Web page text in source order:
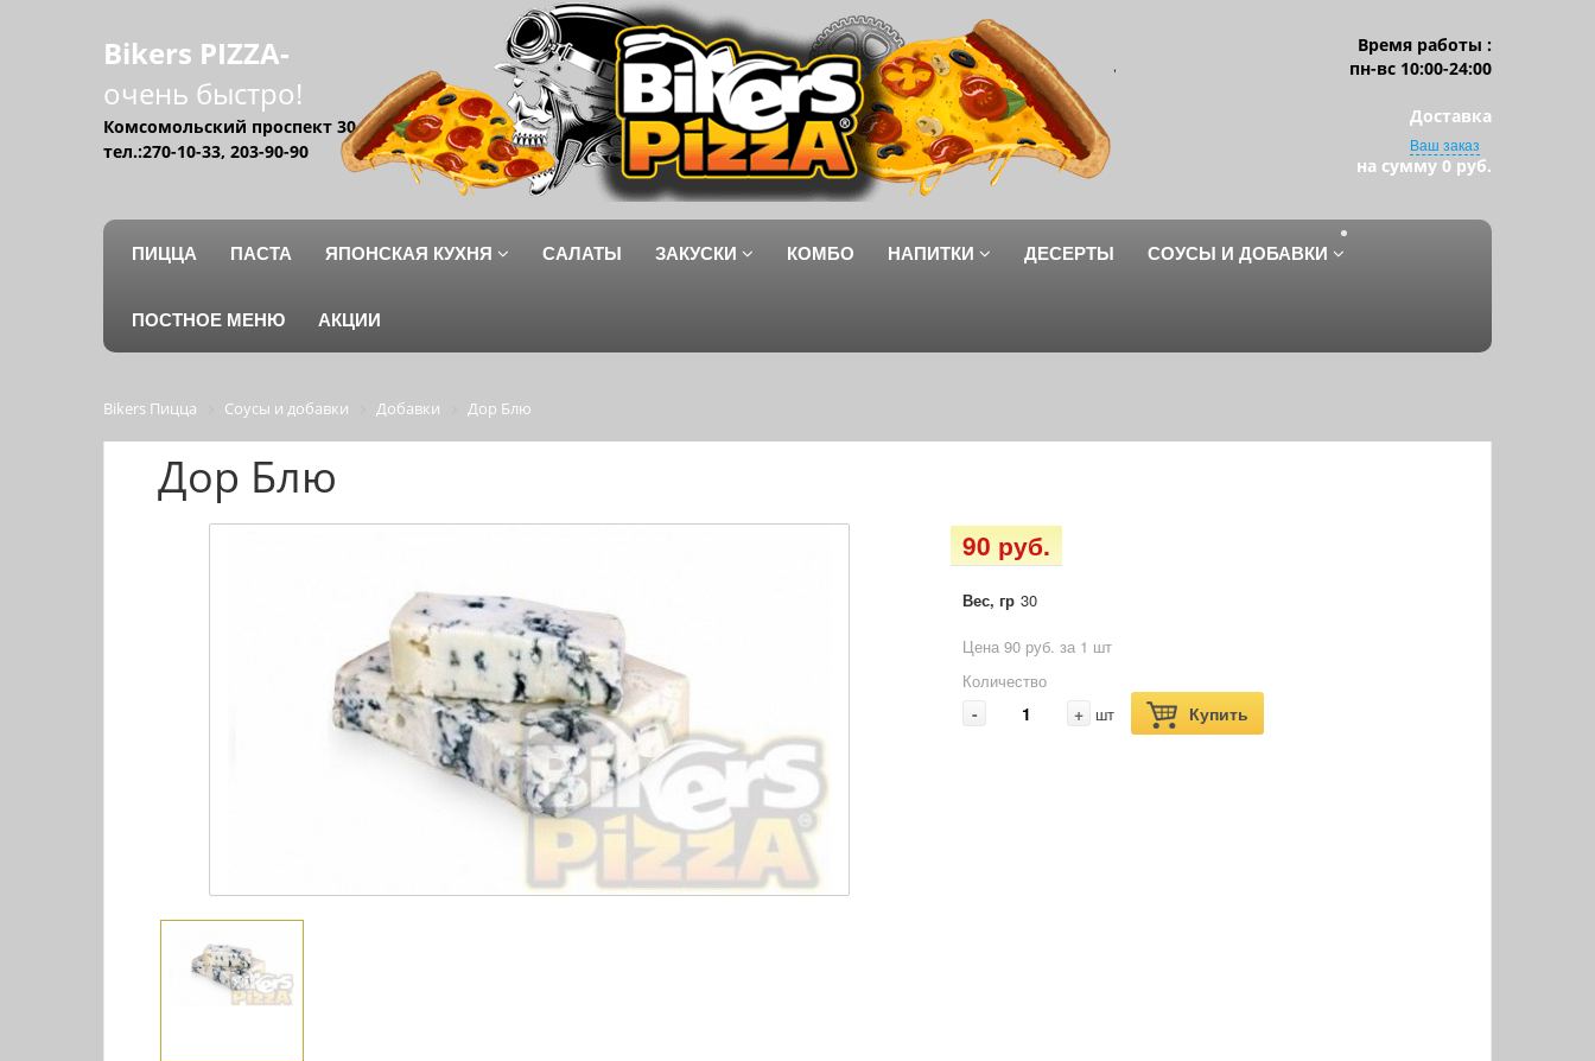
Bikers PIZZA-
очень быстро!
Комсомольский проспект 30
тел.:270-10-33, 203-90-90
Время работы :
пн-вс 10:00-24:00
Доставка
Ваш заказ
на сумму 0 руб.
ПИЦЦА ПАСТА ЯПОНСКАЯ КУХНЯ САЛАТЫ ЗАКУСКИ КОМБО НАПИТКИ ДЕСЕРТЫ СОУСЫ И ДОБАВКИ
ПОСТНОЕ МЕНЮ АКЦИИ
Bikers Пицца Соусы и добавки Добавки Дор Блю
Дор Блю
90 руб.
Вес, гр 30
Цена 90 руб. за 1 шт
Количество
- + шт Купить